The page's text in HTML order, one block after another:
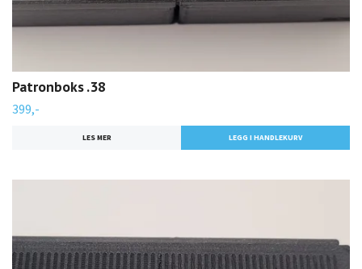
Patronboks .38
399,-
LES MER LEGG I HANDLEKURV